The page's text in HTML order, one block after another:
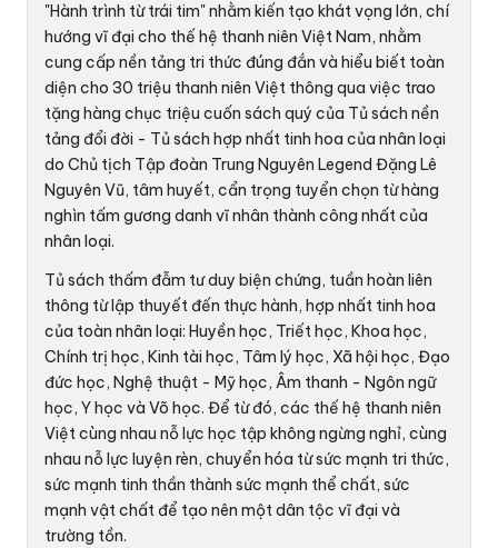
"Hành trình từ trái tim" nhằm kiến tạo khát vọng lớn, chí
hướng vĩ đại cho thế hệ thanh niên Việt Nam, nhằm
cung cấp nền tảng tri thức đúng đắn và hiểu biết toàn
diện cho 30 triệu thanh niên Việt thông qua việc trao
tặng hàng chục triệu cuốn sách quý của Tủ sách nền
tảng đổi đời - Tủ sách hợp nhất tinh hoa của nhân loại
do Chủ tịch Tập đoàn Trung Nguyên Legend Đặng Lê
Nguyên Vũ, tâm huyết, cẩn trọng tuyển chọn từ hàng
nghìn tấm gương danh vĩ nhân thành công nhất của
nhân loại.
Tủ sách thấm đẫm tư duy biện chứng, tuần hoàn liên
thông từ lập thuyết đến thực hành, hợp nhất tinh hoa
của toàn nhân loại: Huyền học, Triết học, Khoa học,
Chính trị học, Kinh tài học, Tâm lý học, Xã hội học, Đạo
đức học, Nghệ thuật - Mỹ học, Âm thanh - Ngôn ngữ
học, Y học và Võ học. Để từ đó, các thế hệ thanh niên
Việt cùng nhau nỗ lực học tập không ngừng nghỉ, cùng
nhau nỗ lực luyện rèn, chuyển hóa từ sức mạnh tri thức,
sức mạnh tinh thần thành sức mạnh thể chất, sức
mạnh vật chất để tạo nên một dân tộc vĩ đại và
trường tồn.